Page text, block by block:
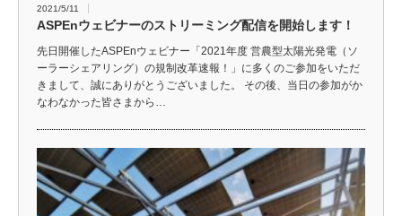
2021/5/11
ASPEnウェビナーのストリーミング配信を開始します！
先日開催したASPEnウェビナー「2021年度 営農型太陽光発電（ソ
ーラーシェアリング）の規制改革速報！」に多くのご参加をいただ
きまして、誠にありがとうございました。 その後、当日の参加がか
なわなかった皆さまから…